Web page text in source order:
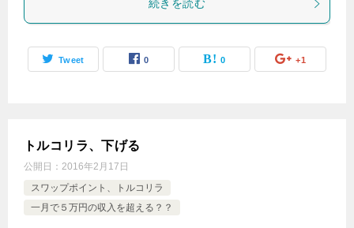
続きを読む
Tweet 0 0 +1
トルコリラ、下げる
公開日： 2016年2月17日
スワップポイント、トルコリラ
一月で５万円の収入を超える？？